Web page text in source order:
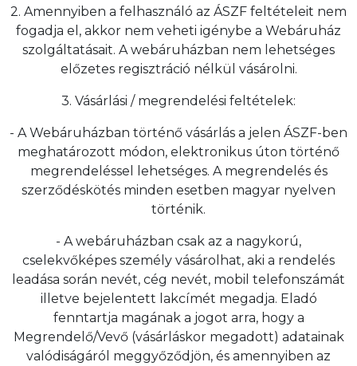
2. Amennyiben a felhasználó az ÁSZF feltételeit nem
fogadja el, akkor nem veheti igénybe a Webáruház
szolgáltatásait. A webáruházban nem lehetséges
előzetes regisztráció nélkül vásárolni.
3. Vásárlási / megrendelési feltételek:
- A Webáruházban történő vásárlás a jelen ÁSZF-ben
meghatározott módon, elektronikus úton történő
megrendeléssel lehetséges. A megrendelés és
szerződéskötés minden esetben magyar nyelven
történik.
- A webáruházban csak az a nagykorú,
cselekvőképes személy vásárolhat, aki a rendelés
leadása során nevét, cég nevét, mobil telefonszámát
illetve bejelentett lakcímét megadja. Eladó
fenntartja magának a jogot arra, hogy a
Megrendelő/Vevő (vásárláskor megadott) adatainak
valódiságáról meggyőződjön, és amennyiben az